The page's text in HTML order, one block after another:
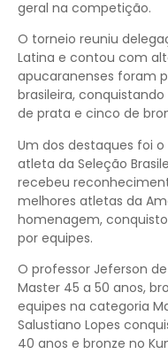
geral na competição.
O torneio reuniu
Latina e contou com
apucaranenses foram
brasileira,
de prata e cinco de
Um dos destaques foi o
atleta da Seleção
recebeu
melhores atletas da
homenagem,
por equipes.
O professor Jeferson
Master 45 a 50 anos,
equipes na categoria
Salustiano Lopes
40 anos e bronze no